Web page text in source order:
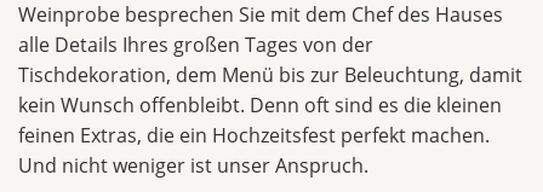
Weinprobe besprechen Sie mit dem Chef des Hauses
alle Details Ihres großen Tages von der
Tischdekoration, dem Menü bis zur Beleuchtung, damit
kein Wunsch offenbleibt. Denn oft sind es die kleinen
feinen Extras, die ein Hochzeitsfest perfekt machen.
Und nicht weniger ist unser Anspruch.